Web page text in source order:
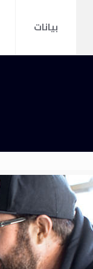
بيانات